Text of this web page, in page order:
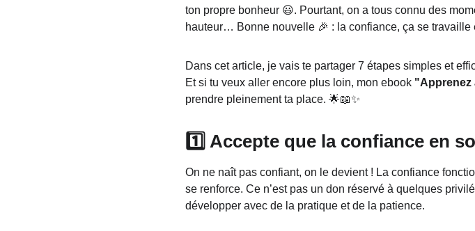
ton propre bonheur 😃. Pourtant, on a tous connu des
hauteur… Bonne nouvelle 🎉 : la confiance, ça se travaille
Dans cet article, je vais te partager 7 étapes simples et
Et si tu veux aller encore plus loin, mon ebook "Apprenez
prendre pleinement ta place. 🌟📖✨
1️⃣ Accepte que la confiance en
On ne naît pas confiant, on le devient ! La confiance
se renforce. Ce n’est pas un don réservé à quelques
développer avec de la pratique et de la patience.